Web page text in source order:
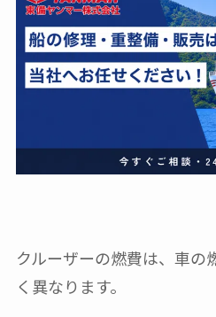
クルーザーの燃費は、車の
く異なります。